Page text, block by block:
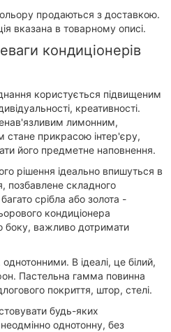
продаються з доставкою.
вказана в товарному описі.
кондиціонерів
користується підвищеним
креативності.
лимонним,
стане прикрасою інтер'єру,
його предметне наповнення.
рішення ідеально впишуться в
позбавлене складного
срібла або золота -
кондиціонера
боку, важливо дотримати
однотонними. В ідеалі, це білий,
Пастельна гамма повинна
покриття, штор, стелі.
будь-яких
однотонну, без